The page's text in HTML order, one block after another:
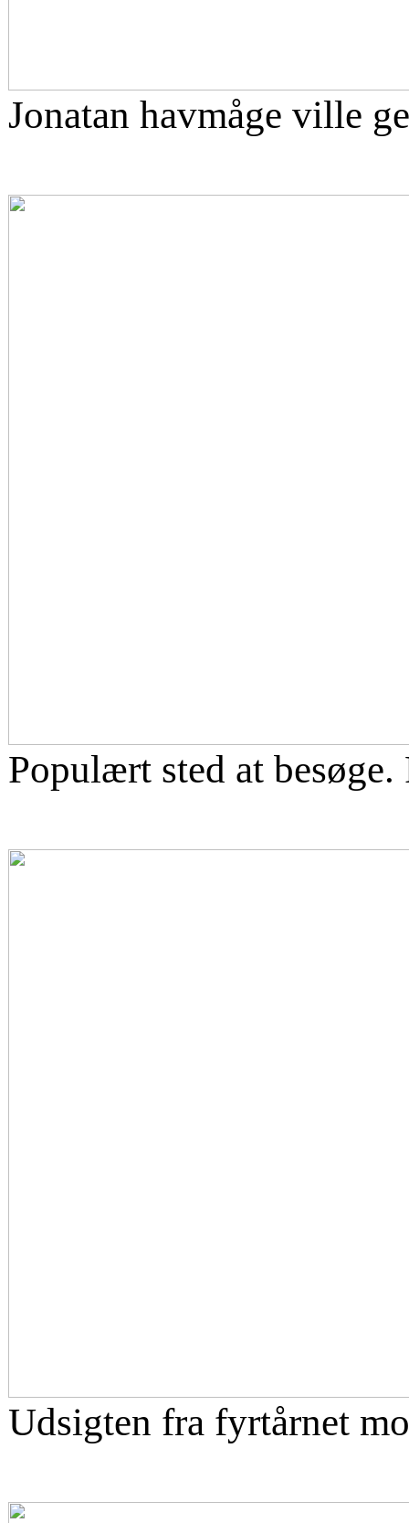
Jonatan havmåge ville
Populært sted at
Udsigten fra fyrtårnet